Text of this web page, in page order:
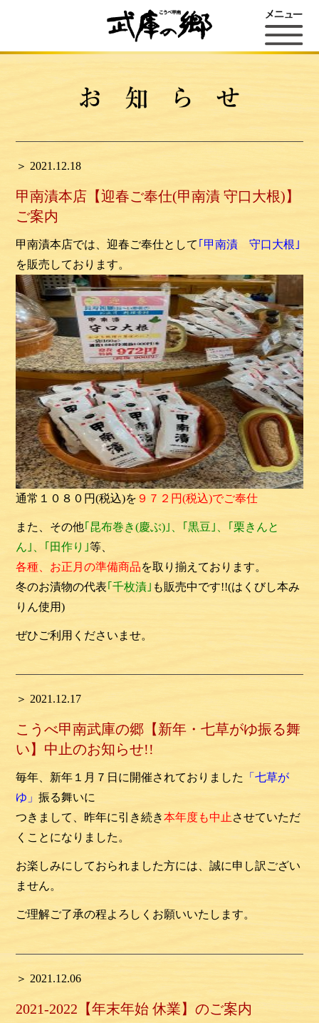
＞ 2021.12.18
甲南漬本店【迎春ご奉仕(甲南漬 守口大根)】
ご案内
甲南漬本店では、迎春ご奉仕として ｢甲南漬 守口大根｣
を販売しております。
通常１０８０円(税込)を ９７２円(税込)でご奉仕
また、その他｢昆布巻き(慶ぶ)｣、｢黒豆｣、｢栗きんと
ん｣、｢田作り｣等、
各種、お正月の準備商品を取り揃えております。
冬のお漬物の代表｢千枚漬｣ も販売中です!!(はくびし本み
りん使用)
ぜひご利用くださいませ。
＞ 2021.12.17
こうべ甲南武庫の郷【新年・七草がゆ振る舞
い】中止のお知らせ!!
毎年、新年１月７日に開催されておりました
「七草が
ゆ」振る舞いに
つきまして、昨年に引き続き本年度も中止させていただ
くことになりました。
お楽しみにしておられました方には、誠に申し訳ござい
ません。
ご理解ご了承の程よろしくお願いいたします。
＞ 2021.12.06
2021-2022【年末年始 休業】のご案内